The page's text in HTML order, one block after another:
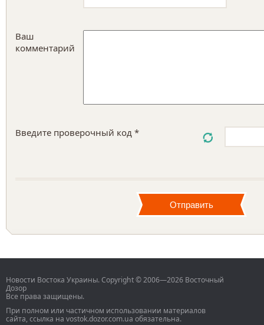
Ваш
комментарий
Введите проверочный код *
Новости Востока Украины. Copyright © 2006—2026 Восточный
Дозор
Все права защищены.
При полном или частичном использовании материалов
сайта, ссылка на vostok.dozor.com.ua обязательна.